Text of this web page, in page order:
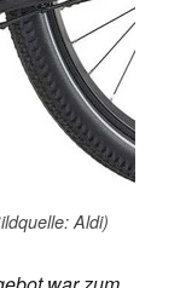
Aldi)